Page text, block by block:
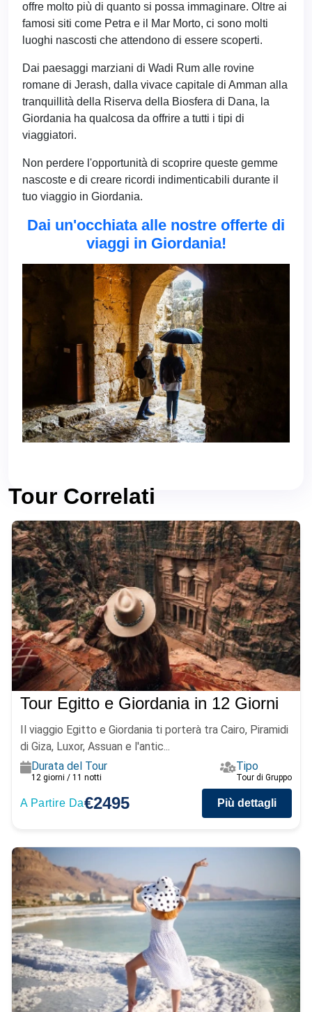
offre molto più di quanto si possa immaginare. Oltre ai
famosi siti come Petra e il Mar Morto, ci sono molti
luoghi nascosti che attendono di essere scoperti.
Dai paesaggi marziani di Wadi Rum alle rovine
romane di Jerash, dalla vivace capitale di Amman alla
tranquillità della Riserva della Biosfera di Dana, la
Giordania ha qualcosa da offrire a tutti i tipi di
viaggiatori.
Non perdere l'opportunità di scoprire queste gemme
nascoste e di creare ricordi indimenticabili durante il
tuo viaggio in Giordania.
Dai un'occhiata alle nostre offerte di
viaggi in Giordania!
Tour Correlati
Tour Egitto e Giordania in 12 Giorni
Il viaggio Egitto e Giordania ti porterà tra Cairo, Piramidi
di Giza, Luxor, Assuan e l'antic...
Durata del Tour
12 giorni / 11 notti
Tipo
Tour di Gruppo
A Partire Da€2495 Più dettagli